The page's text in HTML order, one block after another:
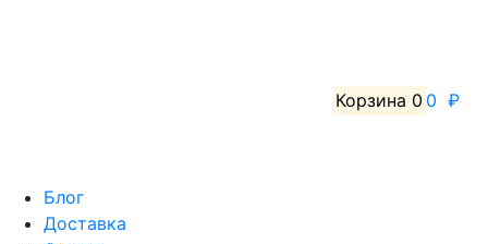
Корзина 0 0 ₽
Блог
Доставка